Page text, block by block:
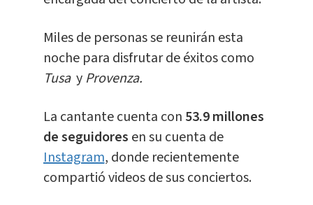
Miles de personas se reunirán esta
noche para disfrutar de éxitos como
Tusay Provenza.
La cantante cuenta con 53.9 millones
de seguidores en su cuenta de
Instagram, donde recientemente
compartió videos de sus conciertos.